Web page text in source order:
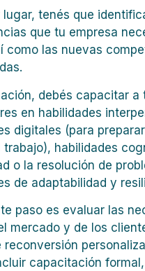
lugar, tenés que
que tu empresa
como las nuevas
debés capacitar a
en habilidades
digitales (para
trabajo), habilidades
o la resolución de
de adaptabilidad y
paso es evaluar las
mercado y de los
reconversión
capacitación